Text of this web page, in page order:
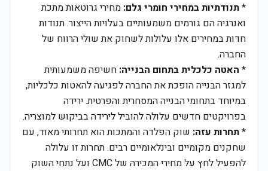
*תנודתיות במחירי חומרי גלם: מחירי גרוטאות מתכת
ואנרגיה הם גורמים משמעותיים בעלויות הייצור. תנודות
חדות במחירים אלו עלולות לשחוק את שולי הרווח של
החברה.
* האטה כלכלית בתחום הבנייה: חשיפה משמעותית
למגזר הבנייה הופכת את החברה לפגיעה להאטות כלכליות,
במיוחד בתחומי הבנייה המסחרית והפרטית. ירידה
בפרויקטים חדשים עלולה להוביל לירידה בביקוש למוצריה.
*תחרות עזה: שוק הפלדה והמתכות הוא תחרותי מאוד, עם
שחקנים מקומיים ובינלאומיים רבים. תחרות זו עלולה
להפעיל לחץ על מחירי המכירה של CMC ועל נתחי השוק